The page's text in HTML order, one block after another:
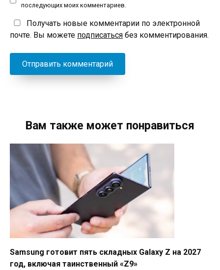
последующих моих комментариев.
Получать новые комментарии по электронной
почте. Вы можете подписаться без комментирования.
Вам также может понравиться
Samsung готовит пять складных Galaxy Z на 2027
год, включая таинственный «Z9»